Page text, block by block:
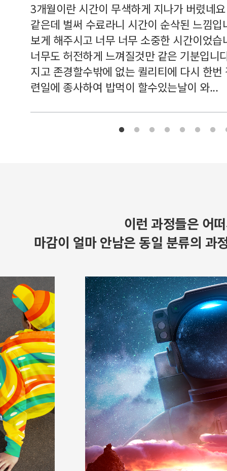
3개월이란 시간이 무색하게 지나가 버렸네
같은데 벌써 수료라니 시간이 순삭된 느낌
보게 해주시고 너무 너무 소중한 시간이었
너무도 허전하게 느껴질것만 같은 기분입니
지고 존경할수밖에 없는 퀼리티에 다시 한
련일에 종사하여 밥먹이 할수있는날이 와...
이런 과정들은 어
마감이 얼마 안남은 동일 분류의 과